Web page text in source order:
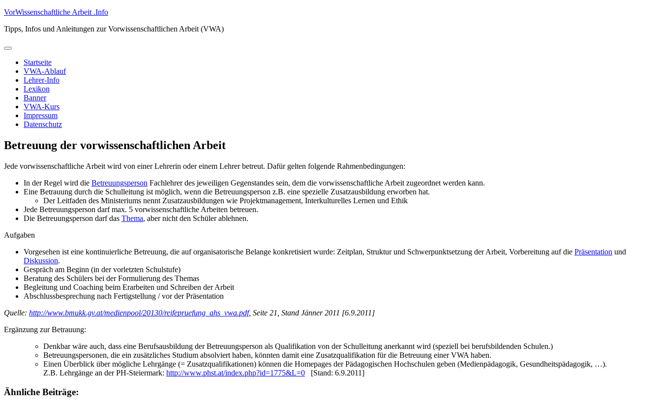
Zum
springen
VorWissenschaftliche Arbeit .Info
Tipps, Infos und Anleitungen zur Vorwissenschaftlichen Arbeit (VWA)
Primäres
Startseite
VWA-Ablauf
Lehrer-Info
Lexikon
Banner
VWA-Kurs
Impressum
Datenschutz
Betreuung der vorwissenschaftlichen Arbeit
Jede vorwissenschaftliche Arbeit wird von einer Lehrerin oder einem Lehrer betreut. Dafür gelten folgende Rahmenbedingungen:
In der Regel wird die Betreuungsperson Fachlehrer des jeweiligen Gegenstandes sein, dem die vorwissenschaftliche Arbeit zugeordnet werden kann.
Eine Betrauung durch die Schulleitung ist möglich, wenn die Betreuungsperson z.B. eine spezielle Zusatzausbildung erworben hat.
Der Leitfaden des Ministeriums nennt Zusatzausbildungen wie Projektmanagement, Interkulturelles Lernen und Ethik
Jede Betreuungsperson darf max. 5 vorwissenschaftliche Arbeiten betreuen.
Die Betreuungsperson darf das Thema, aber nicht den Schüler ablehnen.
Aufgaben
Vorgesehen ist eine kontinuierliche Betreuung, die auf organisatorische Belange konkretisiert wurde: Zeitplan, Struktur und Schwerpunktsetzung der Arbeit, Vorbereitung auf die Präsentation und
Diskussion.
Gespräch am Beginn (in der vorletzten Schulstufe)
Beratung des Schülers bei der Formulierung des Themas
Begleitung und Coaching beim Erarbeiten und Schreiben der Arbeit
Abschlussbesprechung nach Fertigstellung / vor der Präsentation
Quelle: http://www.bmukk.gv.at/medienpool/20130/reifepruefung_ahs_vwa.pdf, Seite 21, Stand Jänner 2011 [6.9.2011]
Ergänzung zur Betrauung:
Denkbar wäre auch, dass eine Berufsausbildung der Betreuungsperson als Qualifikation von der Schulleitung anerkannt wird (speziell bei berufsbildenden Schulen.)
Betreuungspersonen, die ein zusätzliches Studium absolviert haben, könnten damit eine Zusatzqualifikation für die Betreuung einer VWA haben.
Einen Überblick über mögliche Lehrgänge (= Zusatzqualifikationen) können die Homepages der Pädagogischen Hochschulen geben (Medienpädagogik, Gesundheitspädagogik, …).
Z.B. Lehrgänge an der PH-Steiermark: http://www.phst.at/index.php?id=1775&L=0 [Stand: 6.9.2011]
Ähnliche Beiträge: